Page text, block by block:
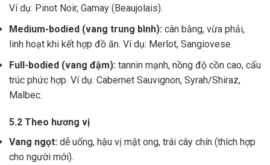
Ví dụ: Pinot Noir, Gamay (Beaujolais).
Medium-bodied (vang trung bình): cân bằng, vừa phải,
linh hoạt khi kết hợp đồ ăn. Ví dụ: Merlot, Sangiovese.
Full-bodied (vang đậm): tannin mạnh, nồng độ cồn cao, cấu
trúc phức hợp. Ví dụ: Cabernet Sauvignon, Syrah/Shiraz,
Malbec.
5.2 Theo hương vị
Vang ngọt: dễ uống, hậu vị mật ong, trái cây chín (thích hợp
cho người mới).